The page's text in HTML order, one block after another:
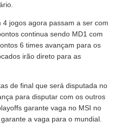
jogos agora passam a ser com
continua sendo MD1 com
6 times avançam para os
irão direto para as
de final que será disputada no
para disputar com os outros
garante vaga no MSI no
a vaga para o mundial.